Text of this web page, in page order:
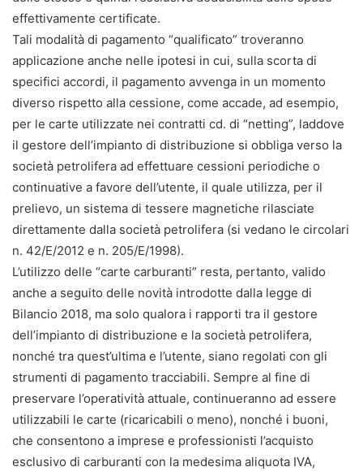
effettivamente certificate.
Tali modalità di pagamento “qualificato” troveranno
applicazione anche nelle ipotesi in cui, sulla scorta di
specifici accordi, il pagamento avvenga in un momento
diverso rispetto alla cessione, come accade, ad esempio,
per le carte utilizzate nei contratti cd. di “netting”, laddove
il gestore dell’impianto di distribuzione si obbliga verso la
società petrolifera ad effettuare cessioni periodiche o
continuative a favore dell’utente, il quale utilizza, per il
prelievo, un sistema di tessere magnetiche rilasciate
direttamente dalla società petrolifera (si vedano le circolari
n. 42/E/2012 e n. 205/E/1998).
L’utilizzo delle “carte carburanti” resta, pertanto, valido
anche a seguito delle novità introdotte dalla legge di
Bilancio 2018, ma solo qualora i rapporti tra il gestore
dell’impianto di distribuzione e la società petrolifera,
nonché tra quest’ultima e l’utente, siano regolati con gli
strumenti di pagamento tracciabili. Sempre al fine di
preservare l’operatività attuale, continueranno ad essere
utilizzabili le carte (ricaricabili o meno), nonché i buoni,
che consentono a imprese e professionisti l’acquisto
esclusivo di carburanti con la medesima aliquota IVA,